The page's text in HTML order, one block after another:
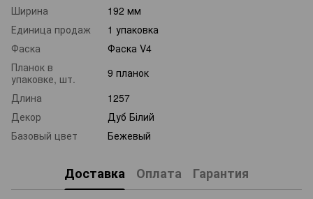
Ширина
192 мм
Единица продаж
1 упаковка
Фаска
Фаска V4
Планок в
упаковке, шт.
9 планок
Длина
1257
Декор
Дуб Білий
Базовый цвет
Бежевый
Доставка Оплата Гарантия